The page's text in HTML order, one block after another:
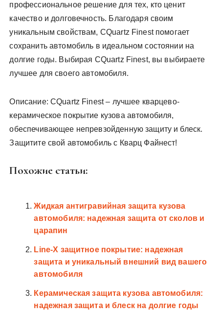
профессиональное решение для тех, кто ценит
качество и долговечность. Благодаря своим
уникальным свойствам, CQuartz Finest помогает
сохранить автомобиль в идеальном состоянии на
долгие годы. Выбирая CQuartz Finest, вы выбираете
лучшее для своего автомобиля.
Описание: CQuartz Finest – лучшее кварцево-
керамическое покрытие кузова автомобиля,
обеспечивающее непревзойденную защиту и блеск.
Защитите свой автомобиль с Кварц Файнест!
Похожие статьи:
Жидкая антигравийная защита кузова
автомобиля: надежная защита от сколов и
царапин
Line-X защитное покрытие: надежная
защита и уникальный внешний вид вашего
автомобиля
Керамическая защита кузова автомобиля:
надежная защита и блеск на долгие годы